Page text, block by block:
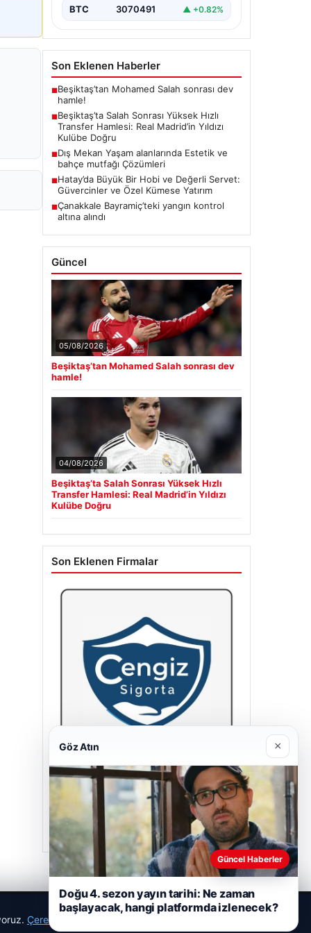
BTC 3070491 ▲ +0.82%
Son Eklenen Haberler
■Beşiktaş’tan Mohamed Salah sonrası dev
hamle!
■Beşiktaş’ta Salah Sonrası Yüksek Hızlı
Transfer Hamlesi: Real Madrid’in Yıldızı
Kulübe Doğru
■Dış Mekan Yaşam alanlarında Estetik ve
bahçe mutfağı Çözümleri
■Hatay’da Büyük Bir Hobi ve Değerli Servet:
Güvercinler ve Özel Kümese Yatırım
■Çanakkale Bayramiç’teki yangın kontrol
altına alındı
Güncel
05/08/2026
Beşiktaş’tan Mohamed Salah sonrası dev
hamle!
04/08/2026
Beşiktaş’ta Salah Sonrası Yüksek Hızlı
Transfer Hamlesi: Real Madrid’in Yıldızı
Kulübe Doğru
Son Eklenen Firmalar
Cengiz Sigorta
23/06/2026
Çerez Politikamız
Göz Atın ×
Güncel Haberler
Doğu 4. sezon yayın tarihi: Ne zaman
başlayacak, hangi platformda izlenecek?